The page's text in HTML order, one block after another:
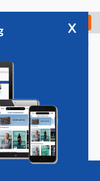
Check in
Vacatures
x